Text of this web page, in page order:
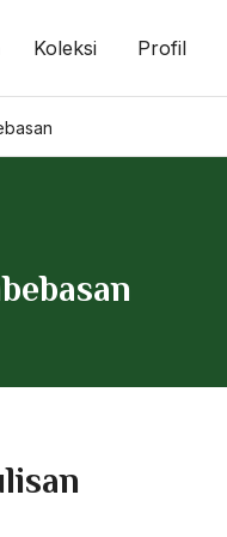
Koleksi Profil